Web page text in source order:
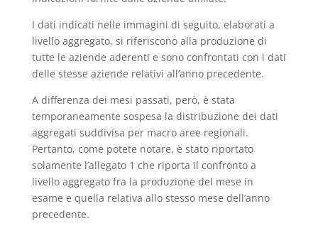
I dati indicati nelle immagini di seguito, elaborati a
livello aggregato, si riferiscono alla produzione di
tutte le aziende aderenti e sono confrontati con i dati
delle stesse aziende relativi all’anno precedente.
A differenza dei mesi passati, però, è stata
temporaneamente sospesa la distribuzione dei dati
aggregati suddivisa per macro aree regionali.
Pertanto, come potete notare, è stato riportato
solamente l’allegato 1 che riporta il confronto a
livello aggregato fra la produzione del mese in
esame e quella relativa allo stesso mese dell’anno
precedente.